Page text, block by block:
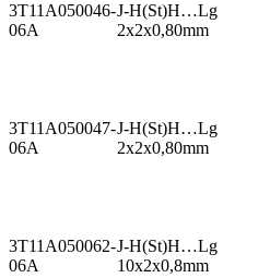
3T11A050046-
06A
J-H(St)H…Lg
2x2x0,80mm
3T11A050047-
06A
J-H(St)H…Lg
2x2x0,80mm
3T11A050062-
06A
J-H(St)H…Lg
10x2x0,8mm